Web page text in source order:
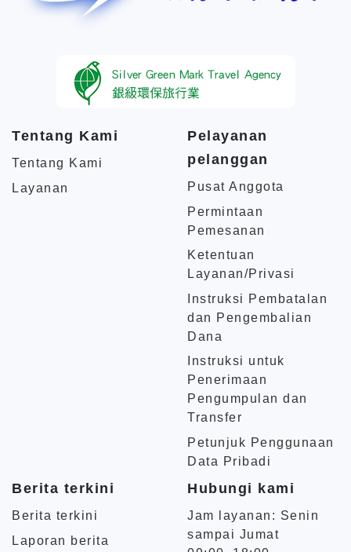
Tentang Kami
Tentang Kami
Layanan
Pelayanan
pelanggan
Pusat Anggota
Permintaan
Pemesanan
Ketentuan
Layanan/Privasi
Instruksi Pembatalan
dan Pengembalian
Dana
Instruksi untuk
Penerimaan
Pengumpulan dan
Transfer
Petunjuk Penggunaan
Data Pribadi
Berita terkini
Berita terkini
Laporan berita
Hubungi kami
Jam layanan: Senin
sampai Jumat